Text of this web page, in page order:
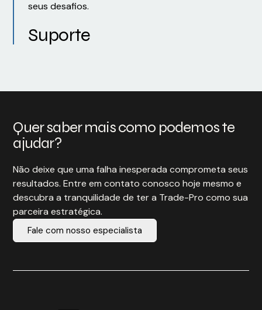
seus desafios.
Suporte
Quer saber mais como podemos te
ajudar?
Não deixe que uma falha inesperada comprometa seus
resultados. Entre em contato conosco hoje mesmo e
descubra a tranquilidade de ter a Trade-Pro como sua
parceira estratégica.
Fale com nosso especialista